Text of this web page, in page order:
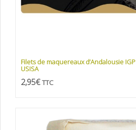
Filets de maquereaux d’Andalousie IGP
USISA
2,95€ TTC